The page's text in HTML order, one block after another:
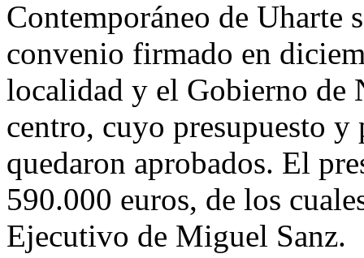
Contemporáneo de Uharte
convenio firmado en
localidad y el Gobierno de
centro, cuyo presupuesto
quedaron aprobados. El
590.000 euros, de los
Ejecutivo de Miguel Sanz.